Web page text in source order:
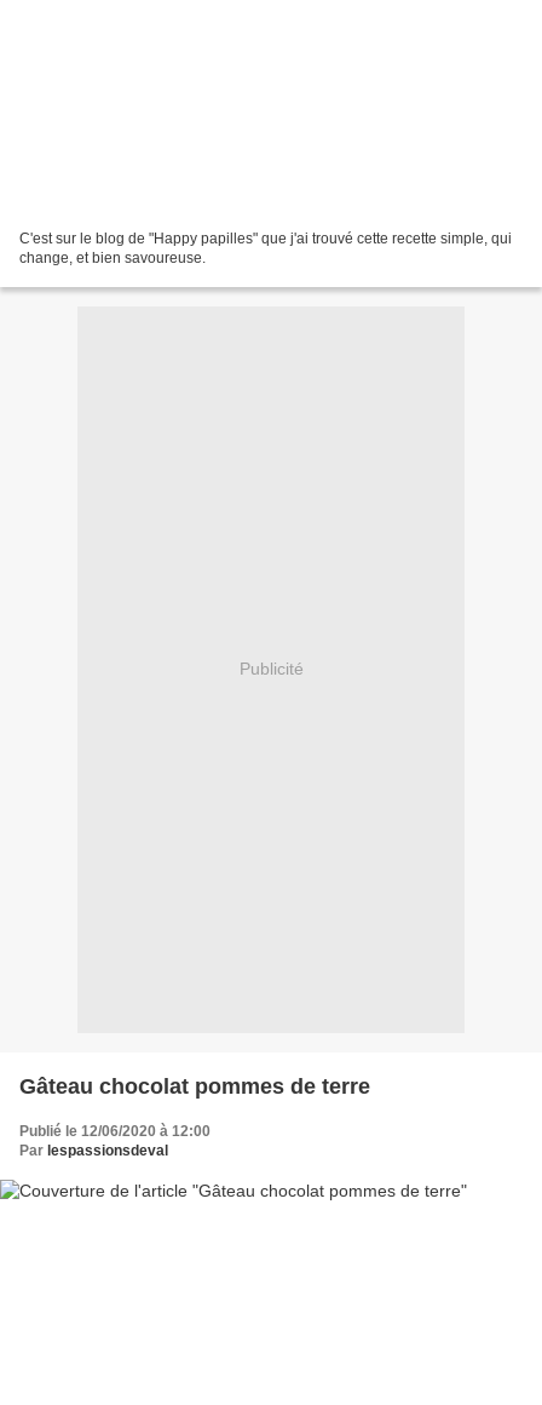
C'est sur le blog de "Happy papilles" que j'ai trouvé cette recette simple, qui
change, et bien savoureuse.
Publicité
Gâteau chocolat pommes de terre
Publié le 12/06/2020 à 12:00
Par lespassionsdeval